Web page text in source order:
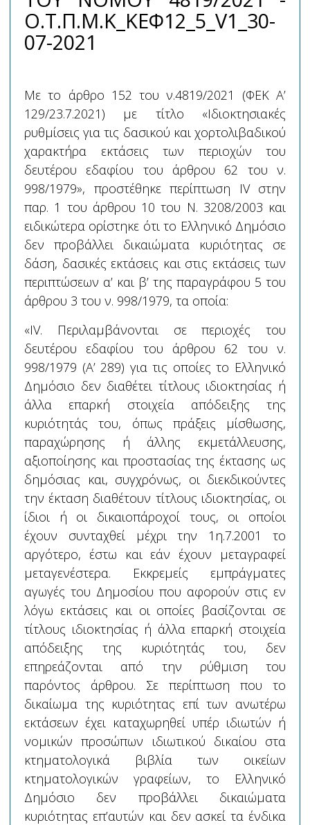
Ο.Τ.Π.Μ.Κ_ΚΕΦ12_5_V1_30-
07-2021
Με το άρθρο 152 του ν.4819/2021 (ΦΕΚ Α’
129/23.7.2021) με τίτλο «Ιδιοκτησιακές
ρυθμίσεις για τις δασικού και χορτολιβαδικού
χαρακτήρα εκτάσεις των περιοχών του
δευτέρου εδαφίου του άρθρου 62 του ν.
998/1979», προστέθηκε περίπτωση IV στην
παρ. 1 του άρθρου 10 του Ν. 3208/2003 και
ειδικώτερα ορίστηκε ότι το Ελληνικό Δημόσιο
δεν προβάλλει δικαιώματα κυριότητας σε
δάση, δασικές εκτάσεις και στις εκτάσεις των
περιπτώσεων α’ και β’ της παραγράφου 5 του
άρθρου 3 του ν. 998/1979, τα οποία:
«IV. Περιλαμβάνονται σε περιοχές του
δευτέρου εδαφίου του άρθρου 62 του ν.
998/1979 (Α’ 289) για τις οποίες το Ελληνικό
Δημόσιο δεν διαθέτει τίτλους ιδιοκτησίας ή
άλλα επαρκή στοιχεία απόδειξης της
κυριότητάς του, όπως πράξεις μίσθωσης,
παραχώρησης ή άλλης εκμετάλλευσης,
αξιοποίησης και προστασίας της έκτασης ως
δημόσιας και, συγχρόνως, οι διεκδικούντες
την έκταση διαθέτουν τίτλους ιδιοκτησίας, οι
ίδιοι ή οι δικαιοπάροχοί τους, οι οποίοι
έχουν συνταχθεί μέχρι την 1η.7.2001 το
αργότερο, έστω και εάν έχουν μεταγραφεί
μεταγενέστερα. Εκκρεμείς εμπράγματες
αγωγές του Δημοσίου που αφορούν στις εν
λόγω εκτάσεις και οι οποίες βασίζονται σε
τίτλους ιδιοκτησίας ή άλλα επαρκή στοιχεία
απόδειξης της κυριότητάς του, δεν
επηρεάζονται από την ρύθμιση του
παρόντος άρθρου. Σε περίπτωση που το
δικαίωμα της κυριότητας επί των ανωτέρω
εκτάσεων έχει καταχωρηθεί υπέρ ιδιωτών ή
νομικών προσώπων ιδιωτικού δικαίου στα
κτηματολογικά βιβλία των οικείων
κτηματολογικών γραφείων, το Ελληνικό
Δημόσιο δεν προβάλλει δικαιώματα
κυριότητας επ’αυτών και δεν ασκεί τα ένδικα